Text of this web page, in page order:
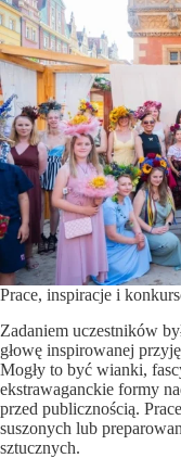
Prace, inspiracje i
Zadaniem uczestników
głowę inspirowanej
Mogły to być wianki,
ekstrawaganckie formy
przed publicznością.
suszonych lub
sztucznych.